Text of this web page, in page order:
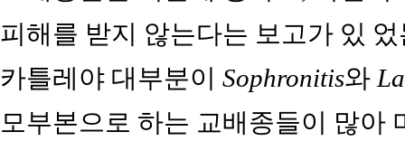
피해를 받지 않는다는 보고가 있
카틀레야 대부분이 Sophronitis와
모부본으로 하는 교배종들이 많아